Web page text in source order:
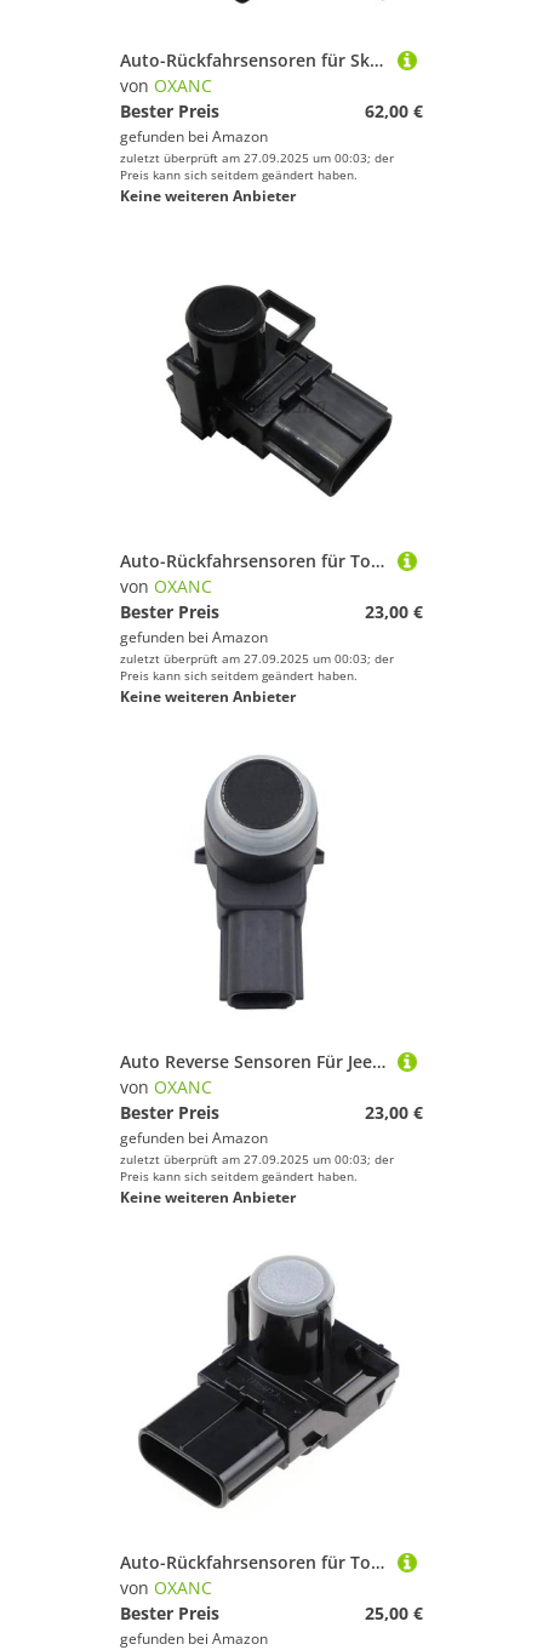
Auto-Rückfahrsensoren für Skoda für Octavia für Combi 1998-2013, 4 Stück, Rückfahrassistent, Backup-Radar, PDC-Parksensor 1U0919275
von OXANC
Bester Preis
62,00 €
gefunden bei Amazon
zuletzt überprüft am 27.09.2025 um 00:03; der
Preis kann sich seitdem geändert haben.
Keine weiteren Anbieter
Auto-Rückfahrsensoren für Toyota Reiz 3.0L 2010-2013 für Innova 2.0L 2008- Auto-PDC-Parksensor 89341-48010-C0 89341-48010 (Silber)
von OXANC
Bester Preis
23,00 €
gefunden bei Amazon
zuletzt überprüft am 27.09.2025 um 00:03; der
Preis kann sich seitdem geändert haben.
Keine weiteren Anbieter
Auto Reverse Sensoren Für Jeep für Liberty 2010-2012 PDC Einparkhilfe Stoßstange Objekt Sensor Radar Reverse 1EW63AXRAA
von OXANC
Bester Preis
23,00 €
gefunden bei Amazon
zuletzt überprüft am 27.09.2025 um 00:03; der
Preis kann sich seitdem geändert haben.
Keine weiteren Anbieter
Auto-Rückfahrsensoren für Toyota Camry 2012 2013 2014 2015, PDC-Parksensor, Radarsensor, Rückfahrsensor 89341-33210 8934133210, 3 Farben (Silber, 1 Stück)
von OXANC
Bester Preis
25,00 €
gefunden bei Amazon